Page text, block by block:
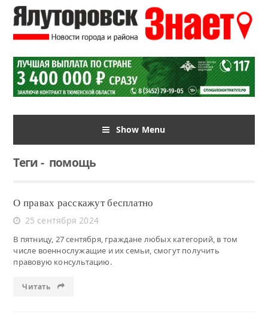
Show Menu
Теги-помощь
О правах расскажут бесплатно
25 сентября 2024
В пятницу, 27 сентября, граждане любых категорий, в том
числе военнослужащие и их семьи, смогут получить
правовую консультацию.
Читать